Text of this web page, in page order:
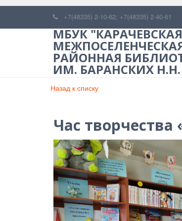
+7(48335) 2-10-62; +7(48335) 2-40-61
МБУК "КАРАЧЕВСКАЯ
РАЙОННАЯ
ИМ. БАРАНСКИХ
Назад к списку
Час